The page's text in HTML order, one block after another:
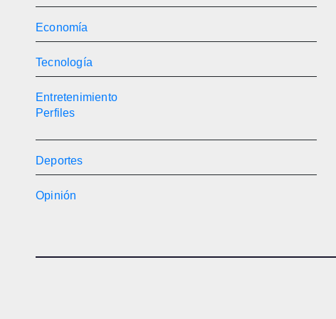
Economía
Tecnología
Entretenimiento
Perfiles
Deportes
Opinión